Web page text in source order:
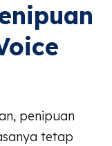
penipuan
tetap